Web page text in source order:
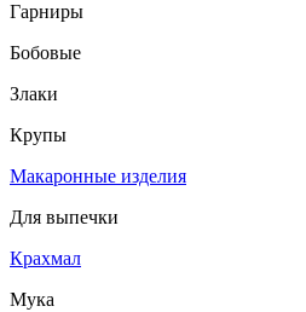
Гарниры
Бобовые
Злаки
Крупы
Макаронные изделия
Для выпечки
Крахмал
Мука